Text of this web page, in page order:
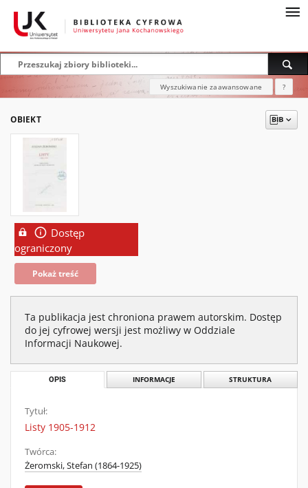
Wyszukiwanie zaawansowane ?
OBIEKT
Dostęp
ograniczony
Pokaż treść
Ta publikacja jest chroniona prawem autorskim. Dostęp
do jej cyfrowej wersji jest możliwy w Oddziale
Informacji Naukowej.
OPIS INFORMACJE STRUKTURA
Tytuł:
Listy 1905-1912
Twórca:
Żeromski, Stefan (1864-1925)